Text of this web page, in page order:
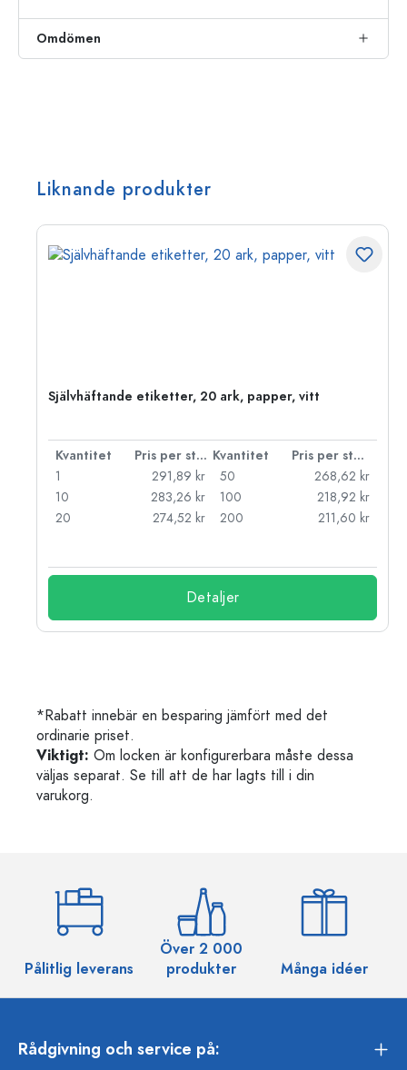
Omdömen
Liknande produkter
Självhäftande etiketter, 20 ark, papper, vitt
Kvantitet Pris per styck Kvantitet
Pris per styck
1
291,89 kr
10
283,26 kr
20
274,52 kr
50
268,62 kr
100
218,92 kr
200
211,60 kr
Detaljer
*Rabatt innebär en besparing jämfört med det
ordinarie priset.
Viktigt: Om locken är konfigurerbara måste dessa
väljas separat. Se till att de har lagts till i din
varukorg.
Pålitlig leverans
Över 2 000
produkter
Många idéer
Rådgivning och service på: